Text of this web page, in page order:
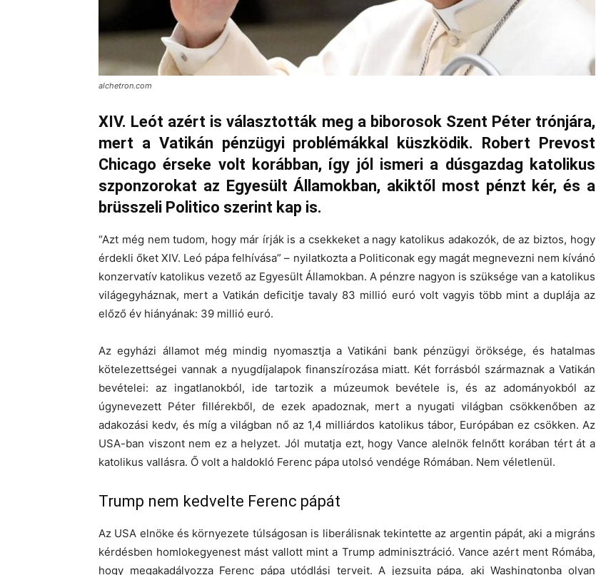
alchetron.com
XIV. Leót azért is választották meg a biborosok Szent Péter trónjára,
mert a Vatikán pénzügyi problémákkal küszködik. Robert Prevost
Chicago érseke volt korábban, így jól ismeri a dúsgazdag katolikus
szponzorokat az Egyesült Államokban, akiktől most pénzt kér, és a
brüsszeli Politico szerint kap is.
“Azt még nem tudom, hogy már írják is a csekkeket a nagy katolikus adakozók, de az biztos, hogy
érdekli őket XIV. Leó pápa felhívása” – nyilatkozta a Politiconak egy magát megnevezni nem kívánó
konzervatív katolikus vezető az Egyesült Államokban. A pénzre nagyon is szüksége van a katolikus
világegyháznak, mert a Vatikán deficitje tavaly 83 millió euró volt vagyis több mint a duplája az
előző év hiányának: 39 millió euró.
Az egyházi államot még mindig nyomasztja a Vatikáni bank pénzügyi öröksége, és hatalmas
kötelezettségei vannak a nyugdíjalapok finanszírozása miatt. Két forrásból származnak a Vatikán
bevételei: az ingatlanokból, ide tartozik a múzeumok bevétele is, és az adományokból az
úgynevezett Péter fillérekből, de ezek apadoznak, mert a nyugati világban csökkenőben az
adakozási kedv, és míg a világban nő az 1,4 milliárdos katolikus tábor, Európában ez csökken. Az
USA-ban viszont nem ez a helyzet. Jól mutatja ezt, hogy Vance alelnök felnőtt korában tért át a
katolikus vallásra. Ő volt a haldokló Ferenc pápa utolsó vendége Rómában. Nem véletlenül.
Trump nem kedvelte Ferenc pápát
Az USA elnöke és környezete túlságosan is liberálisnak tekintette az argentin pápát, aki a migráns
kérdésben homlokegyenest mást vallott mint a Trump adminisztráció. Vance azért ment Rómába,
hogy megakadályozza Ferenc pápa utódlási terveit. A jezsuita pápa, aki Washingtonba olyan